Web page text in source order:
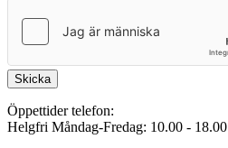
Skicka
Öppettider telefon:
Helgfri Måndag-Fredag: 10.00 - 18.00